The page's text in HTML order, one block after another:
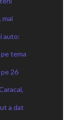
mai
auto:
tema
26
a dat